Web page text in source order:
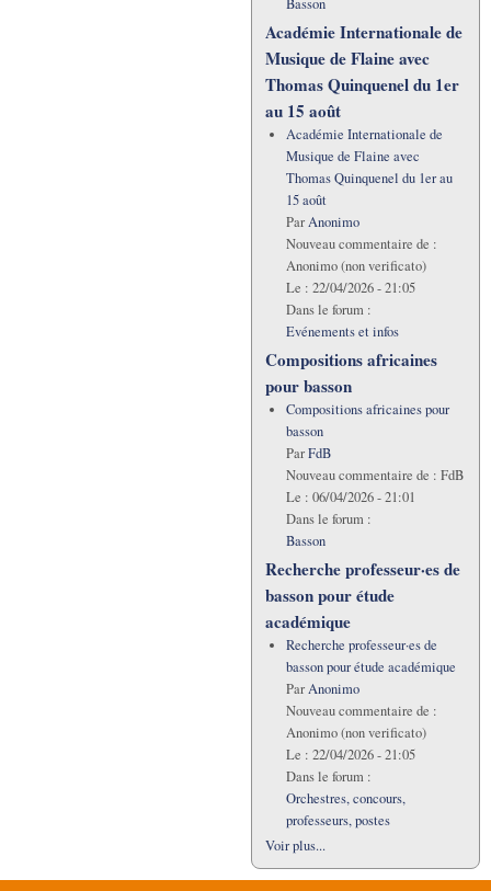
Académie Internationale de
Musique de Flaine avec
Thomas Quinquenel du 1er
au 15 août
Académie Internationale de
Musique de Flaine avec
Thomas Quinquenel du 1er au
15 août
ParAnonimo
Nouveau commentaire de :
Anonimo (non verificato)
Le : 22/04/2026 - 21:05
Dans le forum :
Evénements et infos
Compositions africaines
pour basson
Compositions africaines pour
basson
ParFdB
Nouveau commentaire de : FdB
Le : 06/04/2026 - 21:01
Dans le forum :
Basson
Recherche professeur·es de
basson pour étude
académique
Recherche professeur·es de
basson pour étude académique
ParAnonimo
Nouveau commentaire de :
Anonimo (non verificato)
Le : 22/04/2026 - 21:05
Dans le forum :
Orchestres, concours,
professeurs, postes
Voir plus...